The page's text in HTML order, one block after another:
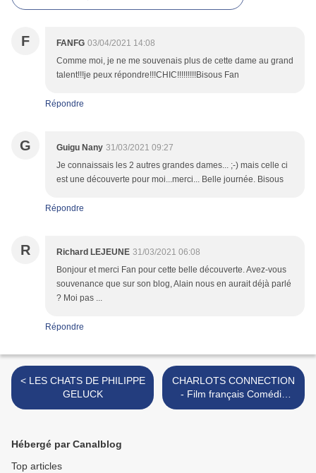
F FANFG 03/04/2021 14:08
Comme moi, je ne me souvenais plus de cette dame au grand
talent!!!je peux répondre!!!CHIC!!!!!!!!!Bisous Fan
Répondre
G Guigu Nany 31/03/2021 09:27
Je connaissais les 2 autres grandes dames... ;-) mais celle ci
est une découverte pour moi...merci... Belle journée. Bisous
Répondre
R Richard LEJEUNE 31/03/2021 06:08
Bonjour et merci Fan pour cette belle découverte. Avez-vous
souvenance que sur son blog, Alain nous en aurait déjà parlé
? Moi pas ...
Répondre
< LES CHATS DE PHILIPPE
GELUCK
CHARLOTS CONNECTION
- Film français Comédie
1984 >
Hébergé par Canalblog
Top articles